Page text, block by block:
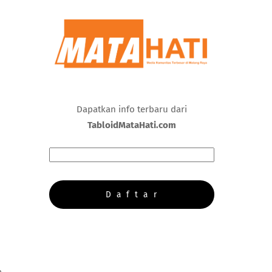
Dapatkan info terbaru dari
TabloidMataHati.com